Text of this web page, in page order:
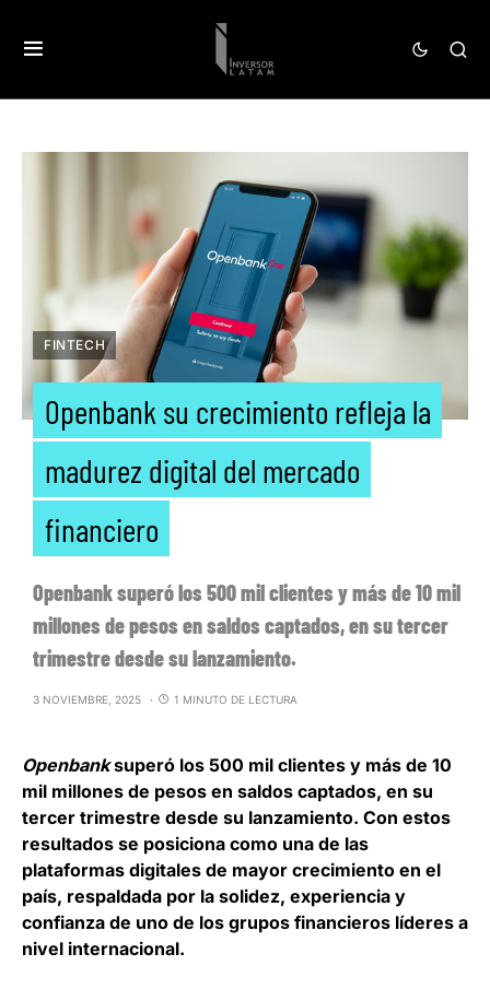
FINTECH
Openbank su crecimiento refleja la
madurez digital del mercado
financiero
Openbank superó los 500 mil clientes y más de 10 mil
millones de pesos en saldos captados, en su tercer
trimestre desde su lanzamiento.
3 NOVIEMBRE, 2025 1 MINUTO DE LECTURA
Openbanksuperó los 500 mil clientes y más de 10
mil millones de pesos en saldos captados, en su
tercer trimestre desde su lanzamiento. Con estos
resultados se posiciona como una de las
plataformas digitales de mayor crecimiento en el
país, respaldada por la solidez, experiencia y
confianza de uno de los grupos financieros líderes a
nivel internacional.